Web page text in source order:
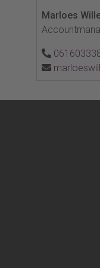
Marloes